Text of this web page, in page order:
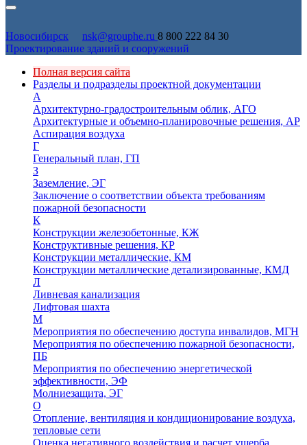
Новосибирск nsk@grouphe.ru 8 800 222 84 30
Проектирование зданий и сооружений
Полная версия сайта
Разделы и подразделы проектной документации
А
Архитектурно-градостроительным облик, АГО
Архитектурные и объемно-планировочные решения, АР
Аспирация воздуха
Г
Генеральный план, ГП
З
Заземление, ЭГ
Заключение о соответствии объекта требованиям
пожарной безопасности
К
Конструкции железобетонные, КЖ
Конструктивные решения, КР
Конструкции металлические, КМ
Конструкции металлические детализированные, КМД
Л
Ливневая канализация
Лифтовая шахта
М
Мероприятия по обеспечению доступа инвалидов, МГН
Мероприятия по обеспечению пожарной безопасности,
ПБ
Мероприятия по обеспечению энергетической
эффективности, ЭФ
Молниезащита, ЭГ
О
Отопление, вентиляция и кондиционирование воздуха,
тепловые сети
Оценка негативного воздействия и расчет ущерба